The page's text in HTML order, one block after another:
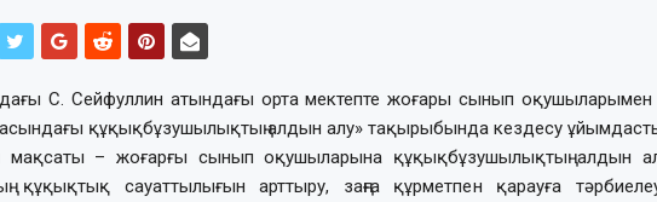
С. Сейфуллин атындағы орта мектепте жоғары сынып
құқықбұзушылықтың алдын алу» тақырыбында кездесу
мақсаты – жоғарғы сынып оқушыларына құқықбұзушылықтың алдын
құқықтық сауаттылығын арттыру, заңға құрметпен қарауға